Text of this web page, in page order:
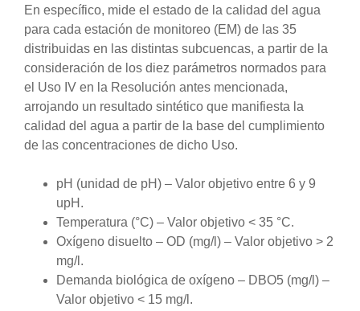
En específico, mide el estado de la calidad del agua
para cada estación de monitoreo (EM) de las 35
distribuidas en las distintas subcuencas, a partir de la
consideración de los diez parámetros normados para
el Uso IV en la Resolución antes mencionada,
arrojando un resultado sintético que manifiesta la
calidad del agua a partir de la base del cumplimiento
de las concentraciones de dicho Uso.
pH (unidad de pH) – Valor objetivo entre 6 y 9
upH.
Temperatura (°C) – Valor objetivo < 35 °C.
Oxígeno disuelto – OD (mg/l) – Valor objetivo ˃ 2
mg/l.
Demanda biológica de oxígeno – DBO5 (mg/l) –
Valor objetivo < 15 mg/l.